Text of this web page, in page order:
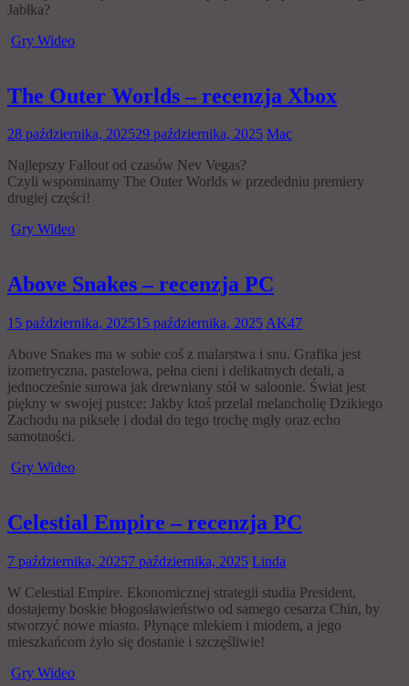
Jabłka?
Gry Wideo
The Outer Worlds – recenzja Xbox
28 października, 202529 października, 2025 Mac
Najlepszy Fallout od czasów Nev Vegas?
Czyli wspominamy The Outer Worlds w przededniu premiery
drugiej części!
Gry Wideo
Above Snakes – recenzja PC
15 października, 202515 października, 2025 AK47
Above Snakes ma w sobie coś z malarstwa i snu. Grafika jest
izometryczna, pastelowa, pełna cieni i delikatnych detali, a
jednocześnie surowa jak drewniany stół w saloonie. Świat jest
piękny w swojej pustce: Jakby ktoś przelał melancholię Dzikiego
Zachodu na piksele i dodał do tego trochę mgły oraz echo
samotności.
Gry Wideo
Celestial Empire – recenzja PC
7 października, 20257 października, 2025 Linda
W Celestial Empire. Ekonomicznej strategii studia President,
dostajemy boskie błogosławieństwo od samego cesarza Chin, by
stworzyć nowe miasto. Płynące mlekiem i miodem, a jego
mieszkańcom żyło się dostanie i szczęśliwie!
Gry Wideo